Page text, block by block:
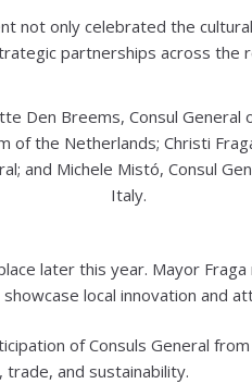
not only celebrated the
partnerships across the
Den Breems, Consul General
of the Netherlands; Christi
and Michele Mistó, Consul
Italy.
later this year. Mayor
local innovation and
of Consuls General
trade, and sustainability.